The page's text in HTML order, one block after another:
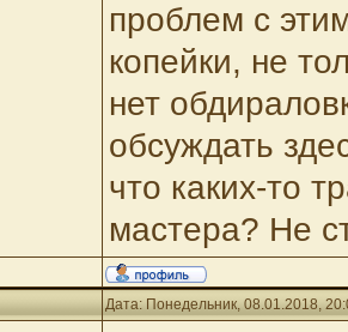
проблем с
копейки, не
нет
обсуждать
что каких-то
мастера? Не
Дата: Понедельник, 08.01.2018,